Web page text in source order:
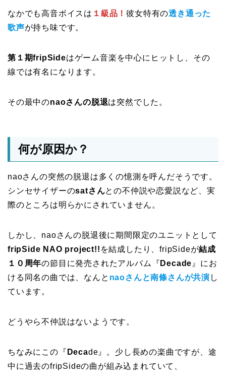
なかでも高音ボイスは １級品！彼女特有の透き通った
歌声が持ち味です。
第１期fripSideはゲーム音楽を中心にヒットし、その
線では有名になります。
その最中のnaoさんの脱退は突然でした。
何が原因か？
naoさんの突然の脱退は多くの憶測を呼んだそうです。
シンセサイザーのsatさんとの不仲説や恋愛説など、実
際のところは明らかにされていません。
しかし、naoさんの脱退後に期間限定のユニットとして
fripSide NAO project!! を結成したり、fripSideが結成
１０周年の節目に発売されたアルバム『 Decade 』にお
ける同名の曲では、なんと naoさんと南條さんが共演 し
ています。
どうやら不仲説はないようです。
ちなみにこの『 Decade』。少し長めの楽曲ですが、途
中に過去のfripSideの曲が組み込まれていて、